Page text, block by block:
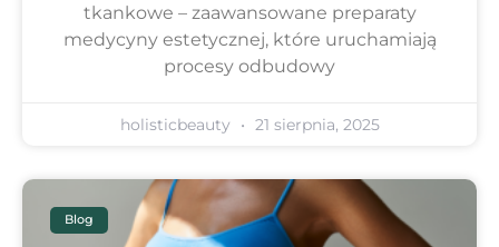
tkankowe – zaawansowane preparaty
medycyny estetycznej, które uruchamiają
procesy odbudowy
holisticbeauty 21 sierpnia, 2025
Blog